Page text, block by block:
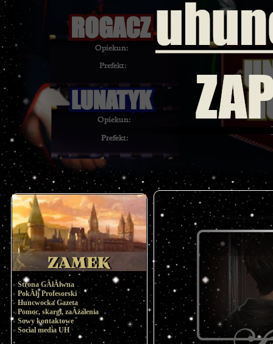
Strona GÂłĂłwna
PokĂłj Profesorski
Huncwocka Gazeta
Pomoc, skargi, zaÂżalenia
Sowy kontaktowe
Social media UH